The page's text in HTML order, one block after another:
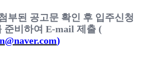
부된 공고문 확인 후 입주신청
준비하여 E-mail 제출 (
)